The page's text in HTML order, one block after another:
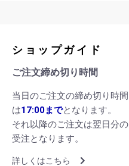
ショップガイド
ご注文締め切り時間
当日のご注文の締め切り時間
は17:00までとなります。
それ以降のご注文は翌日分の
受注となります。
詳しくはこちら